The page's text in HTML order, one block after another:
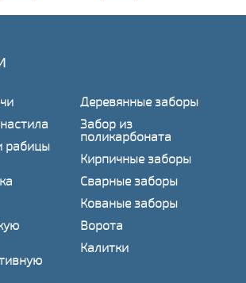
рабицы
Деревянные заборы
Забор из
поликарбоната
Кирпичные заборы
Сварные заборы
Кованые заборы
Ворота
Калитки